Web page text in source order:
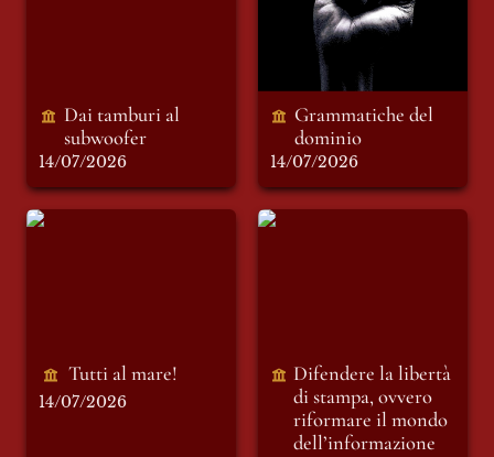
Dai tamburi al
subwoofer
14/07/2026
Grammatiche del
dominio
14/07/2026
Tutti al mare!
Tutti al mare!
14/07/2026
Difendere la libertà
Difendere la libertà
di stampa, ovvero
riformare il mondo
dell’informazione